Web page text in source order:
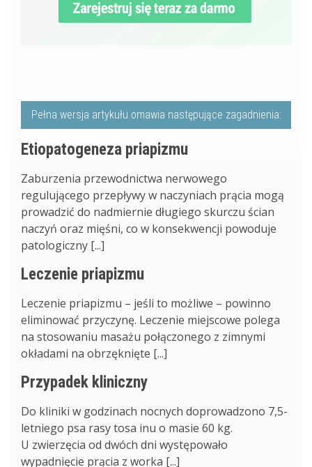
Pełna wersja artykułu omawia następujące zagadnienia:
Etiopatogeneza priapizmu
Zaburzenia przewodnictwa nerwowego
regulującego przepływy w naczyniach prącia mogą
prowadzić do nadmiernie długiego skurczu ścian
naczyń oraz mięśni, co w konsekwencji powoduje
patologiczny [...]
Leczenie priapizmu
Leczenie priapizmu – jeśli to możliwe – powinno
eliminować przyczynę. Leczenie miejscowe polega
na stosowaniu masażu połączonego z zimnymi
okładami na obrzęknięte [...]
Przypadek kliniczny
Do kliniki w godzinach nocnych doprowadzono 7,5-
letniego psa rasy tosa inu o masie 60 kg.
U zwierzęcia od dwóch dni występowało
wypadnięcie prącia z worka [...]